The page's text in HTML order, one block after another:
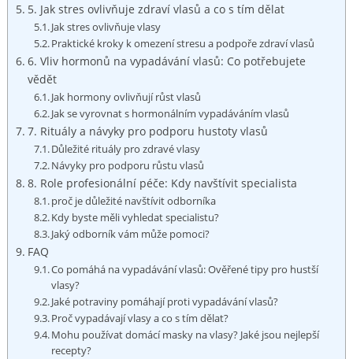
5.‍ Jak ​stres ovlivňuje zdraví vlasů a co s tím dělat
Jak⁢ stres ovlivňuje vlasy
Praktické kroky k omezení stresu a ⁤podpoře zdraví vlasů
6. Vliv hormonů na vypadávání ‍vlasů: Co⁢ potřebujete
vědět
Jak hormony ovlivňují růst vlasů
Jak se​ vyrovnat s hormonálním ⁣vypadáváním vlasů
7. Rituály a návyky pro podporu hustoty vlasů
Důležité rituály pro zdravé vlasy
Návyky pro podporu růstu vlasů
8. Role profesionální péče: Kdy navštívit ​specialista
proč je⁢ důležité navštívit odborníka
Kdy⁢ byste měli vyhledat specialistu?
Jaký odborník vám může pomoci?
FAQ
Co pomáhá na vypadávání vlasů: Ověřené ⁤tipy pro hustší
vlasy?
Jaké potraviny pomáhají proti vypadávání vlasů?
Proč vypadávají​ vlasy a⁢ co s tím‌ dělat?
Mohu používat ⁢domácí masky na vlasy? Jaké⁣ jsou nejlepší
recepty?